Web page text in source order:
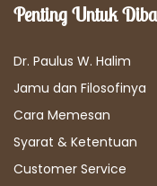
Penting Untuk
Dr. Paulus W. Halim
Jamu dan Filosofinya
Cara Memesan
Syarat & Ketentuan
Customer Service